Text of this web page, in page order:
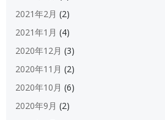
2021年2月 (2)
2021年1月 (4)
2020年12月 (3)
2020年11月 (2)
2020年10月 (6)
2020年9月 (2)